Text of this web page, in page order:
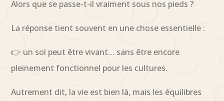
Alors que se passe-t-il vraiment sous nos pieds ?
La réponse tient souvent en une chose essentielle :
👉 un sol peut être vivant… sans être encore
pleinement fonctionnel pour les cultures.
Autrement dit, la vie est bien là, mais les équilibres